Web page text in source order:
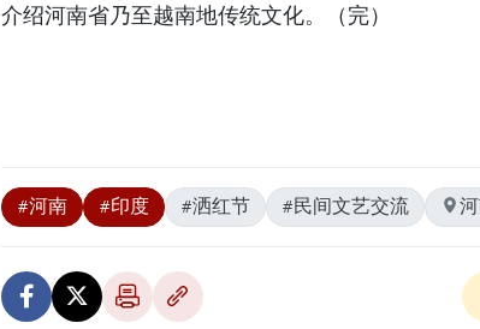
介绍河南省乃至越南地传统文化。（完）
#河南 #印度 #洒红节 #民间文艺交流